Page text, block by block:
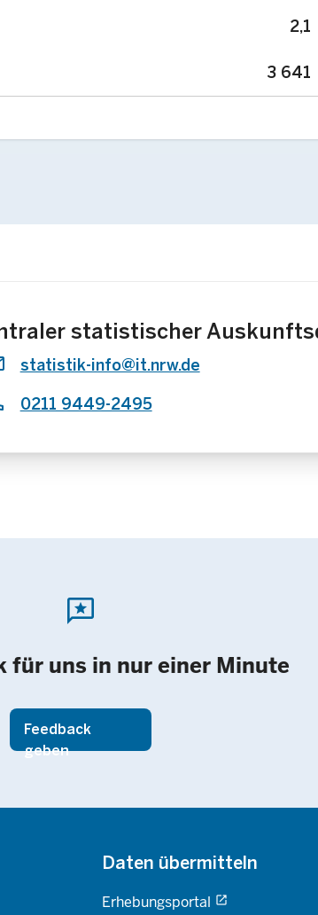
2,1
3 641
statistischer
statistik-info@it.nrw.de
0211 9449-2495
reviews
für uns in nur einer Minute
Feedback
geben
Daten übermitteln
Erhebungsportal